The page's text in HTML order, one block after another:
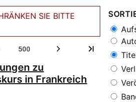
SIE BITTE
500
zu
in Frankreich